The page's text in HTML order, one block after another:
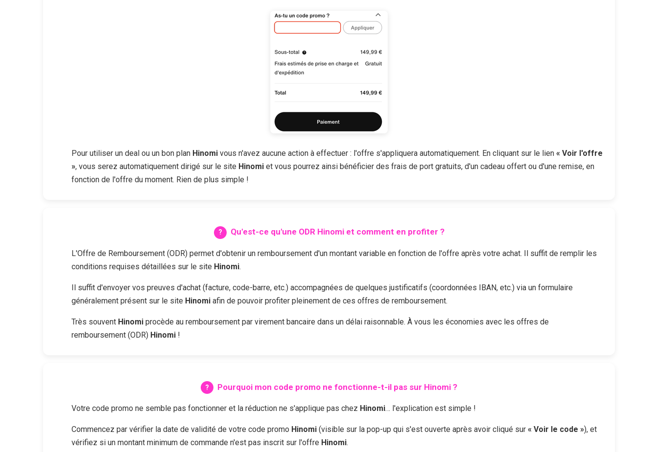
Pour utiliser un deal ou un bon plan Hinomi vous n'avez aucune action à effectuer : l'offre s'appliquera automatiquement. En cliquant sur le lien « Voir l'offre
», vous serez automatiquement dirigé sur le site Hinomi et vous pourrez ainsi bénéficier des frais de port gratuits, d'un cadeau offert ou d'une remise, en
fonction de l'offre du moment. Rien de plus simple !
Qu'est-ce qu'une ODR Hinomiet comment en profiter ?
L'Offre de Remboursement (ODR) permet d'obtenir un remboursement d'un montant variable en fonction de l'offre après votre achat. Il suffit de remplir les
conditions requises détaillées sur le site Hinomi.
Il suffit d'envoyer vos preuves d'achat (facture, code-barre, etc.) accompagnées de quelques justificatifs (coordonnées IBAN, etc.) via un formulaire
généralement présent sur le site Hinomi afin de pouvoir profiter pleinement de ces offres de remboursement.
Très souvent Hinomi procède au remboursement par virement bancaire dans un délai raisonnable. À vous les économies avec les offres de
remboursement (ODR) Hinomi !
Pourquoi mon code promo ne fonctionne-t-il pas sur Hinomi ?
Votre code promo ne semble pas fonctionner et la réduction ne s'applique pas chez Hinomi… l'explication est simple !
Commencez par vérifier la date de validité de votre code promo Hinomi (visible sur la pop-up qui s'est ouverte après avoir cliqué sur « Voir le code »), et
vérifiez si un montant minimum de commande n'est pas inscrit sur l'offre Hinomi.